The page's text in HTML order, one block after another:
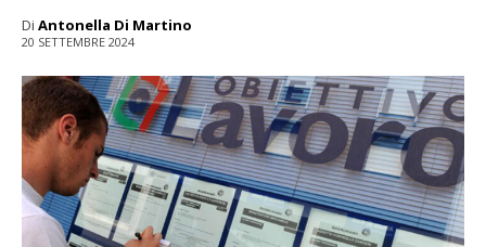
Di Antonella Di Martino
20 SETTEMBRE 2024